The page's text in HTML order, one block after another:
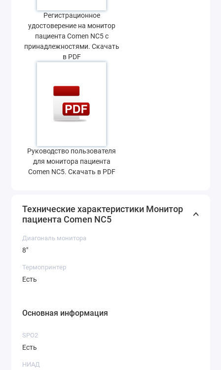
Регистрационное
удостоверение на монитор
пациента Comen NC5 с
принадлежностями. Скачать
в PDF
Руководство пользователя
для монитора пациента
Comen NC5. Скачать в PDF
Технические характеристики Монитор
пациента Comen NC5
Диагональ монитора
8"
Термопринтер
Есть
Основная информация
SPO2
Есть
НИАД